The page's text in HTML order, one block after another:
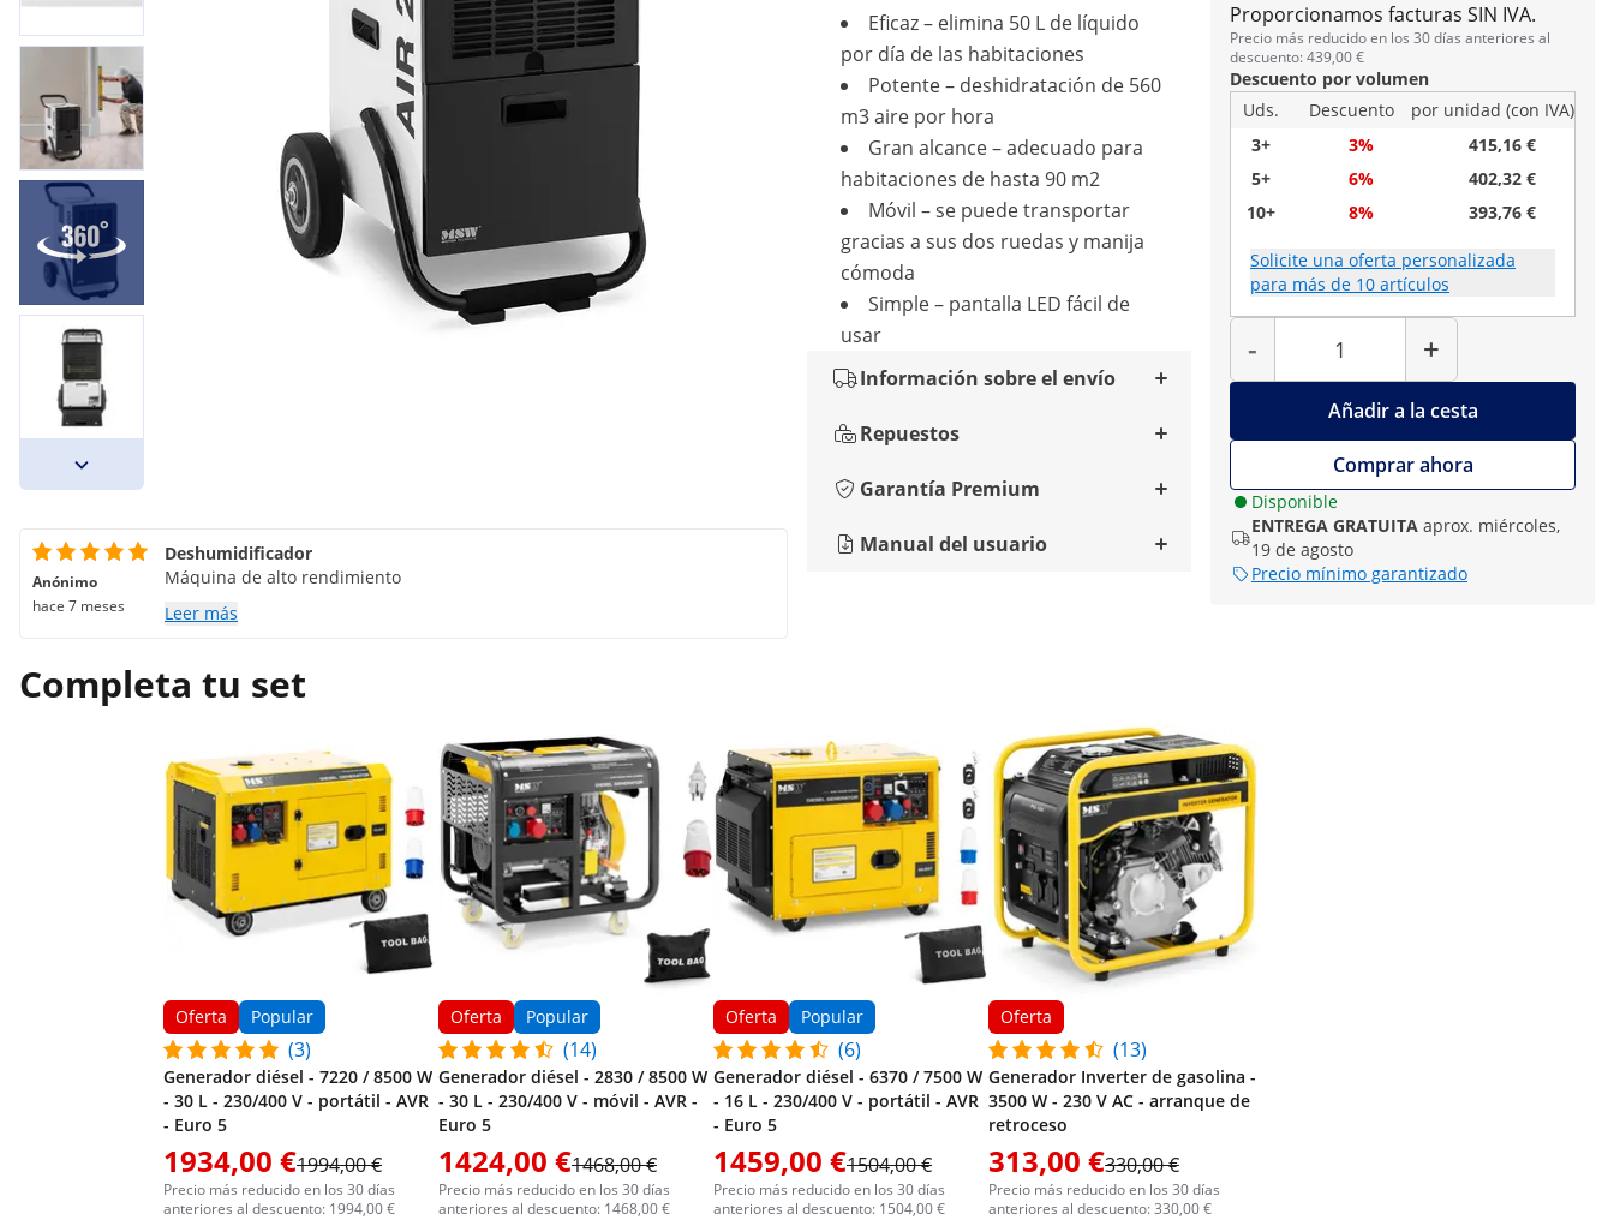
Proporcionamos facturas SIN IVA.
Precio más reducido en los 30 días anteriores al
descuento: 439,00 €
Descuento por volumen
Uds.
Descuento
por unidad (con IVA)
3+
3%
415,16 €
5+
6%
402,32 €
10+
8% 393,76 €
Solicite una oferta personalizada
para más de 10 artículos
-
Cantidad
+
Añadir a la cesta
Comprar ahora
Disponible
ENTREGA GRATUITA aprox. miércoles,
19 de agosto
Precio mínimo garantizado
Eficaz – elimina 50 L de líquido
por día de las habitaciones
Potente – deshidratación de 560
m3 aire por hora
Gran alcance – adecuado para
habitaciones de hasta 90 m2
Móvil – se puede transportar
gracias a sus dos ruedas y manija
cómoda
Simple – pantalla LED fácil de
usar
Información sobre el envío
Repuestos
Garantía Premium
Manual del usuario
Anónimo
hace 7 meses
Deshumidificador
Máquina de alto rendimiento
Leer más
Completa tu set
Oferta Popular
(3)
Generador diésel - 7220 / 8500 W
- 30 L - 230/400 V - portátil - AVR
- Euro 5
1934,00 €1994,00 €
Precio más reducido en los 30 días
anteriores al descuento: 1994,00 €
Oferta Popular
(14)
Generador diésel - 2830 / 8500 W
- 30 L - 230/400 V - móvil - AVR -
Euro 5
1424,00 €1468,00 €
Precio más reducido en los 30 días
anteriores al descuento: 1468,00 €
Oferta Popular
(6)
Generador diésel - 6370 / 7500 W
- 16 L - 230/400 V - portátil - AVR
- Euro 5
1459,00 €1504,00 €
Precio más reducido en los 30 días
anteriores al descuento: 1504,00 €
Oferta
(13)
Generador Inverter de gasolina -
3500 W - 230 V AC - arranque de
retroceso
313,00 €330,00 €
Precio más reducido en los 30 días
anteriores al descuento: 330,00 €